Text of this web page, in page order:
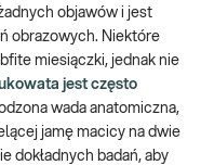
objawów i jest
obrazowych. Niektóre
miesiączki, jednak nie
jest często
wada anatomiczna,
jamę macicy na dwie
dokładnych badań, aby